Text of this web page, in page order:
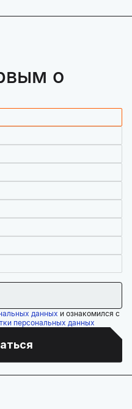
о
данных и ознакомился с
персональных данных